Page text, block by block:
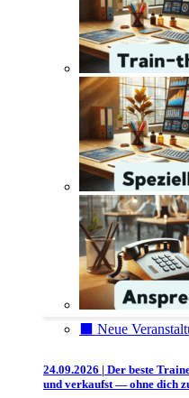
⬛️ Neue
24.09.2026 | Der beste
und verkaufst — ohne dich